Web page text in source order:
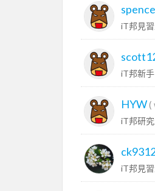
iT邦見
iT邦新手
HYW(
iT邦研
iT邦見